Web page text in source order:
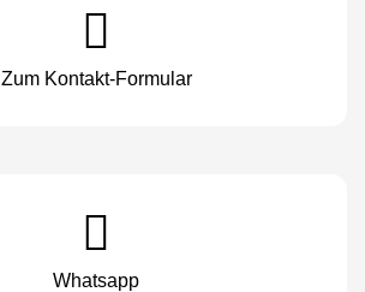
Zum Kontakt-Formular
Whatsapp